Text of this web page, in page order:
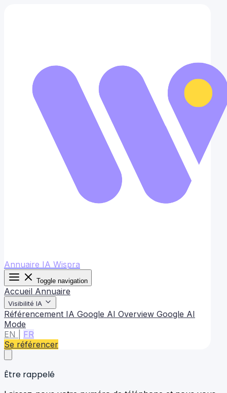
Annuaire IA Wispra
Toggle navigation
Accueil Annuaire
Visibilité IA
Référencement IA Google AI Overview Google AI
Mode
EN
FR
Se référencer
Être rappelé